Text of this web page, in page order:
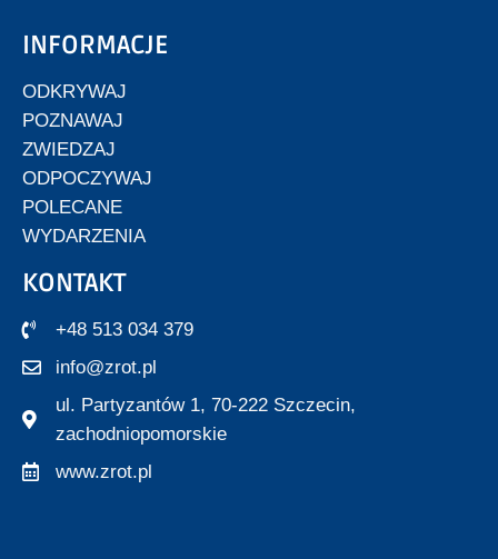
INFORMACJE
ODKRYWAJ
POZNAWAJ
ZWIEDZAJ
ODPOCZYWAJ
POLECANE
WYDARZENIA
KONTAKT
+48 513 034 379
info@zrot.pl
ul. Partyzantów 1, 70-222 Szczecin,
zachodniopomorskie
www.zrot.pl